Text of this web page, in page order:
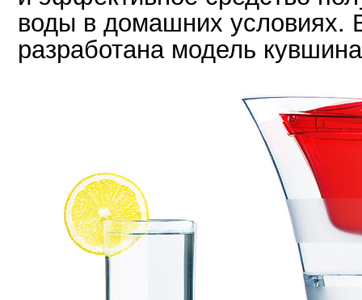
воды в домашних условиях.
разработана модель